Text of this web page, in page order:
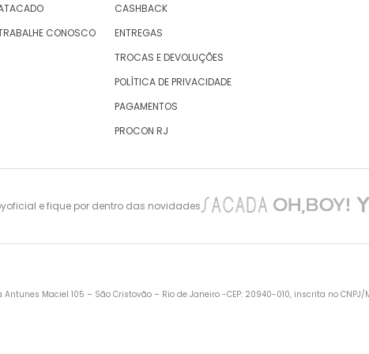
CONOSCO
CASHBACK
ENTREGAS
TROCAS E DEVOLUÇÕES
POLÍTICA DE PRIVACIDADE
PAGAMENTOS
PROCON RJ
e fique por dentro das novidades
Antunes Maciel 105 – São Cristovão – Rio de Janeiro -CEP: 20940-010, inscrita no